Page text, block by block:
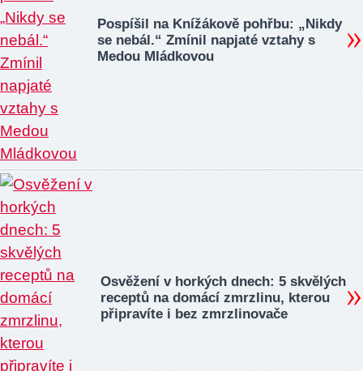
Pospíšil na Knížákově pohřbu: „Nikdy
se nebál.“ Zmínil napjaté vztahy s
Medou Mládkovou
Osvěžení v horkých dnech: 5 skvělých
receptů na domácí zmrzlinu, kterou
připravíte i bez zmrzlinovače